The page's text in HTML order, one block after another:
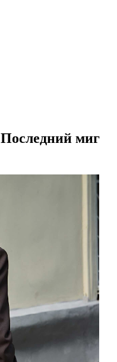
Последний миг